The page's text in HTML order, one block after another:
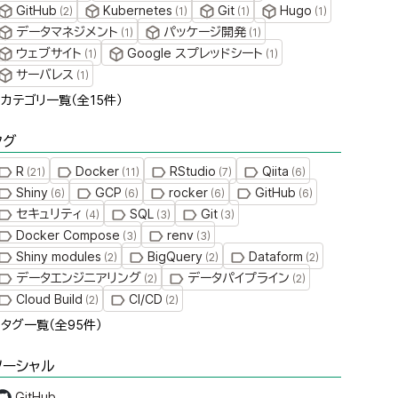
GitHub (2) Kubernetes (1) Git (1) Hugo (1)
データマネジメント (1) パッケージ開発 (1)
ウェブサイト (1) Google スプレッドシート (1)
サーバレス (1)
テゴリ一覧（全15件）
グ
R (21) Docker (11) RStudio (7) Qiita (6)
Shiny (6) GCP (6) rocker (6) GitHub (6)
セキュリティ (4) SQL (3) Git (3)
Docker Compose (3) renv (3)
Shiny modules (2) BigQuery (2) Dataform (2)
データエンジニアリング (2) データパイプライン (2)
Cloud Build (2) CI/CD (2)
グ一覧（全95件）
ーシャル